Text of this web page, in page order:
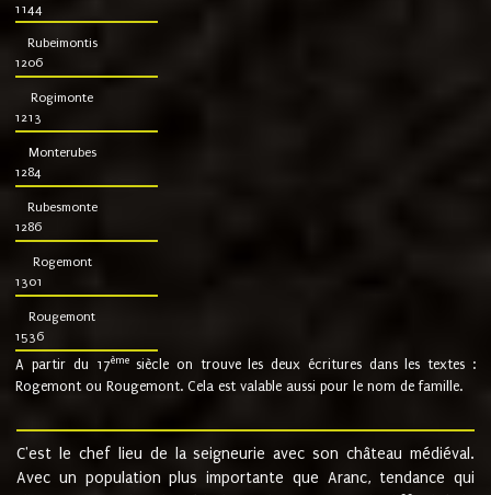
1144
Rubeimontis
1206
Rogimonte
1213
Monterubes
1284
Rubesmonte
1286
Rogemont
1301
Rougemont
1536
A partir du 17ème siècle on trouve les deux écritures dans les textes :
Rogemont ou Rougemont. Cela est valable aussi pour le nom de famille.
C'est le chef lieu de la seigneurie avec son château médiéval.
Avec un population plus importante que Aranc, tendance qui